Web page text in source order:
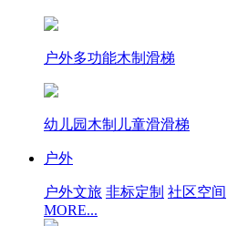
户外多功能木制滑梯
幼儿园木制儿童滑滑梯
户外
户外文旅 非标定制 社区空间
MORE...